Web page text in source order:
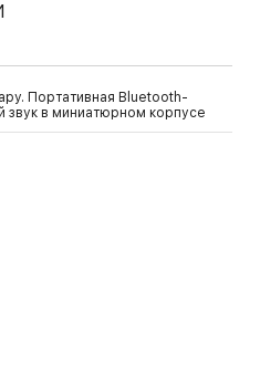
Портативная Bluetooth-
в миниатюрном корпусе